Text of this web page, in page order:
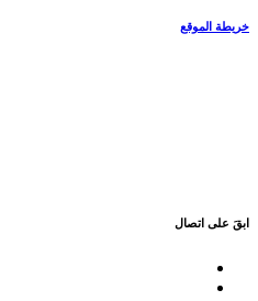
خريطة الموقع
ابقَ على اتصال